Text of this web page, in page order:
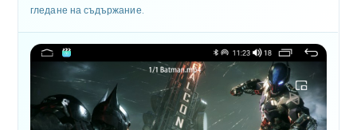
гледане на съдържание.